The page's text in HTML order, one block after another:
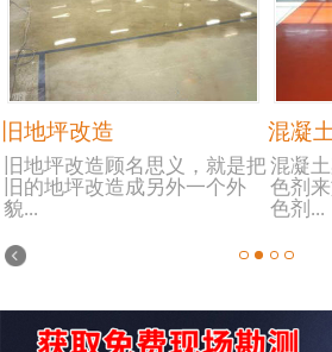
旧地坪改造
旧地坪改造顾名思义，就是把
旧的地坪改造成另外一个外
貌...
混凝
混凝
色剂
色剂...